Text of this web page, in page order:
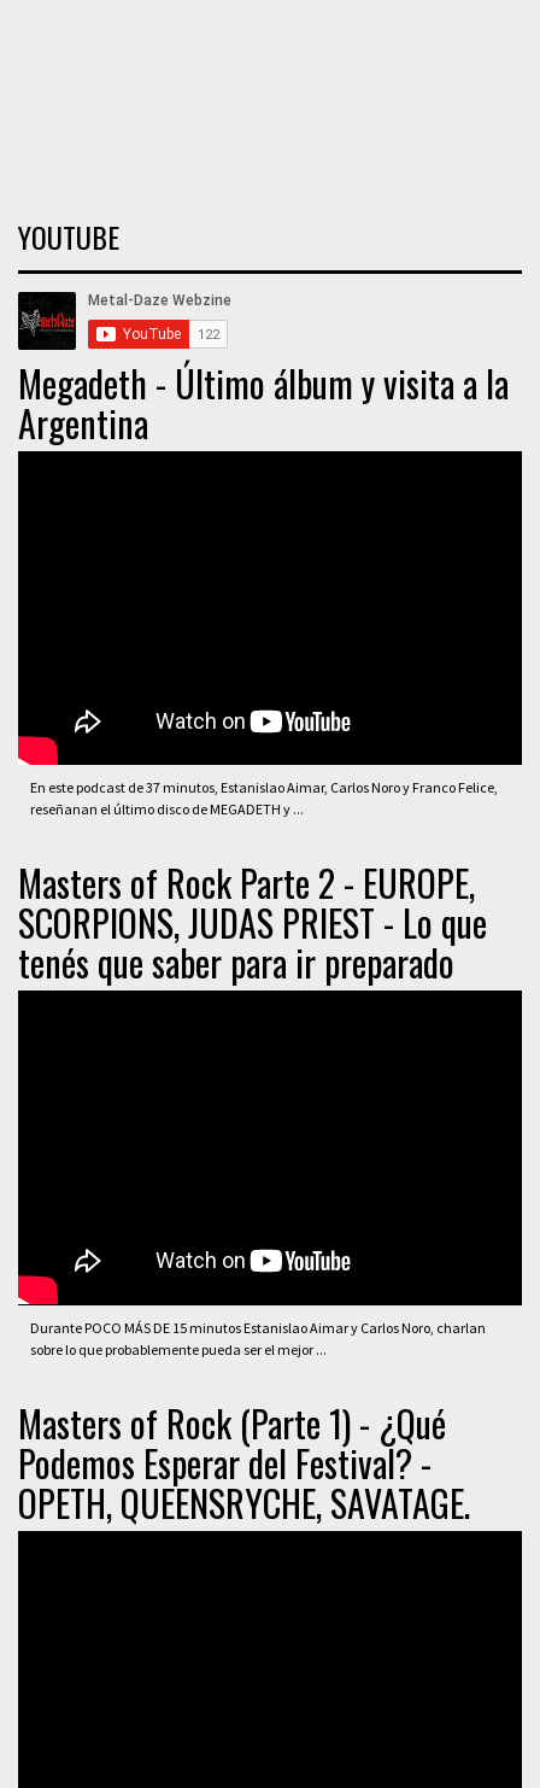
YOUTUBE
Megadeth - Último álbum y visita a la
Argentina
En este podcast de 37 minutos, Estanislao Aimar, Carlos Noro y Franco Felice,
reseñanan el último disco de MEGADETH y ...
Masters of Rock Parte 2 - EUROPE,
SCORPIONS, JUDAS PRIEST - Lo que
tenés que saber para ir preparado
Durante POCO MÁS DE 15 minutos Estanislao Aimar y Carlos Noro, charlan
sobre lo que probablemente pueda ser el mejor ...
Masters of Rock (Parte 1) - ¿Qué
Podemos Esperar del Festival? -
OPETH, QUEENSRYCHE, SAVATAGE.